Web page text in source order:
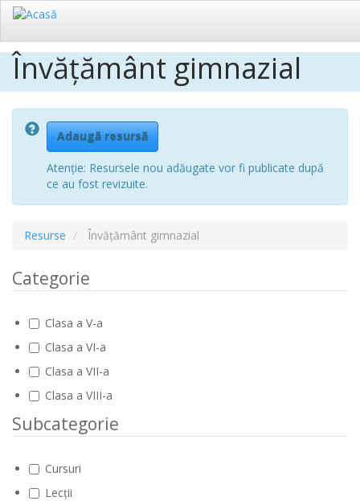
Sari
conținutul
principal
Învățământ gimnazial
Adaugă resursă
Atenție: Resursele nou adăugate vor fi publicate după
ce au fost revizuite.
Resurse Învățământ gimnazial
Categorie
Clasa a V-a
Clasa a VI-a
Clasa a VII-a
Clasa a VIII-a
Subcategorie
Cursuri
Lecții